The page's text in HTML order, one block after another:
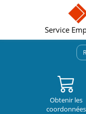
Service
Obtenir les
coordonnées